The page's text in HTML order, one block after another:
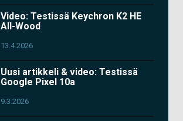
Video: Testissä Keychron K2 HE
All-Wood
13.4.2026
Uusi artikkeli & video: Testissä
Google Pixel 10a
9.3.2026